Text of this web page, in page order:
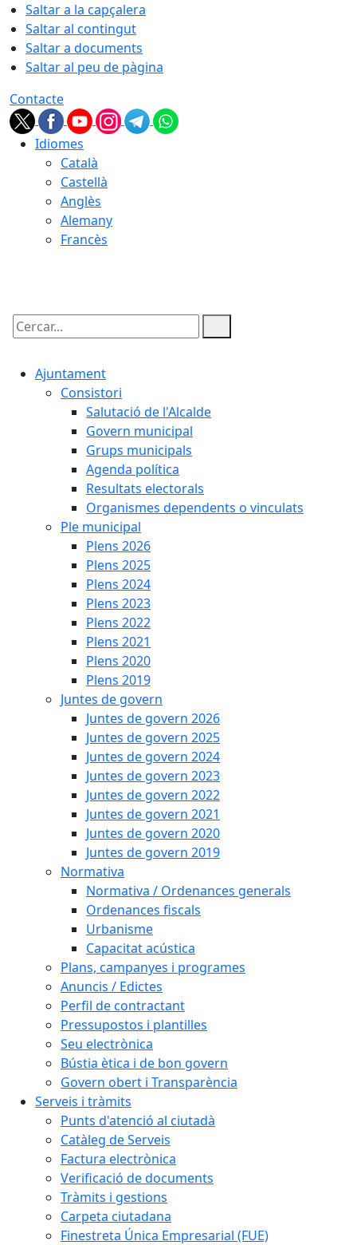
Saltar a la capçalera
Saltar al contingut
Saltar a documents
Saltar al peu de pàgina
Contacte
Idiomes
Català
Castellà
Anglès
Alemany
Francès
Cercar:
Ajuntament
Consistori
Salutació de l'Alcalde
Govern municipal
Grups municipals
Agenda política
Resultats electorals
Organismes dependents o vinculats
Ple municipal
Plens 2026
Plens 2025
Plens 2024
Plens 2023
Plens 2022
Plens 2021
Plens 2020
Plens 2019
Juntes de govern
Juntes de govern 2026
Juntes de govern 2025
Juntes de govern 2024
Juntes de govern 2023
Juntes de govern 2022
Juntes de govern 2021
Juntes de govern 2020
Juntes de govern 2019
Normativa
Normativa / Ordenances generals
Ordenances fiscals
Urbanisme
Capacitat acústica
Plans, campanyes i programes
Anuncis / Edictes
Perfil de contractant
Pressupostos i plantilles
Seu electrònica
Bústia ètica i de bon govern
Govern obert i Transparència
Serveis i tràmits
Punts d'atenció al ciutadà
Catàleg de Serveis
Factura electrònica
Verificació de documents
Tràmits i gestions
Carpeta ciutadana
Finestreta Única Empresarial (FUE)